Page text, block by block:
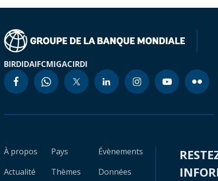
BIRDIDAIFCMIGACIRDI
À propos
Actualité
Pays
Thèmes
Évènements
Données